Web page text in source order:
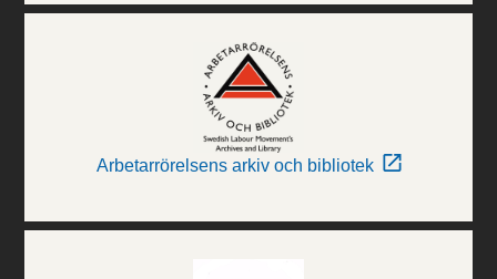
Arbetarrörelsens arkiv och bibliotek